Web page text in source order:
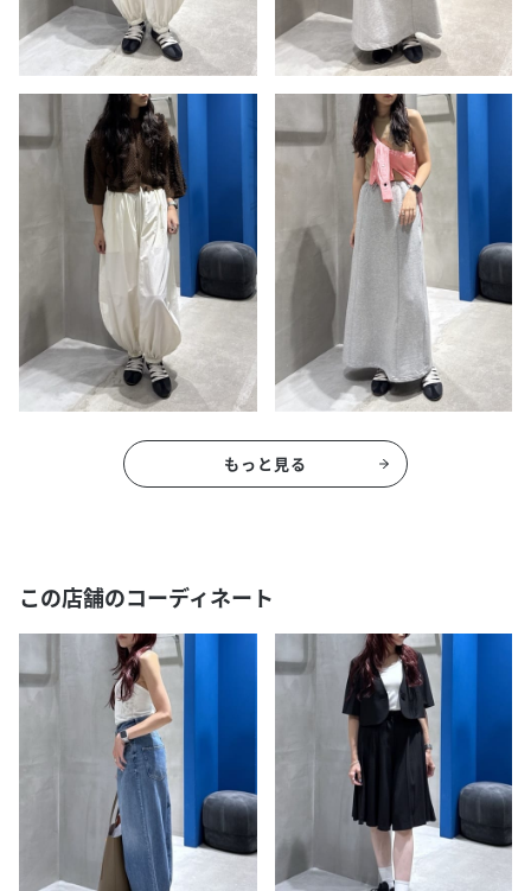
もっと見る
この店舗のコーディネート